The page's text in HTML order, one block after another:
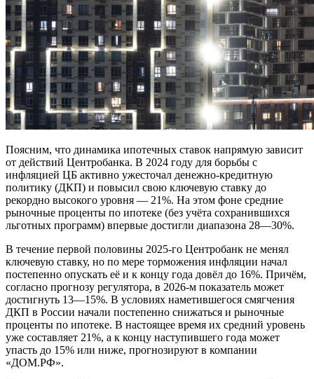
Поясним, что динамика ипотечных ставок напрямую зависит
от действий Центробанка. В 2024 году для борьбы с
инфляцией ЦБ активно ужесточал денежно-кредитную
политику (ДКП) и повысил свою ключевую ставку до
рекордно высокого уровня — 21%. На этом фоне средние
рыночные проценты по ипотеке (без учёта сохранившихся
льготных программ) впервые достигли диапазона 28—30%.
В течение первой половины 2025-го Центробанк не менял
ключевую ставку, но по мере торможения инфляции начал
постепенно опускать её и к концу года довёл до 16%. Причём,
согласно прогнозу регулятора, в 2026-м показатель может
достигнуть 13—15%. В условиях наметившегося смягчения
ДКП в России начали постепенно снижаться и рыночные
проценты по ипотеке. В настоящее время их средний уровень
уже составляет 21%, а к концу наступившего года может
упасть до 15% или ниже, прогнозируют в компании
«ДОМ.РФ».